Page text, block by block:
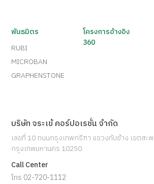
พันธมิตร
RUBI
MICROBAN
GRAPHENSTONE
โครงการอ้างอิง
360
บริษัท จระเข้ คอร์ปอเรชั่น จำกัด
เลขที่ 10 ถนนกรุงเทพกรีฑา แขวงทับช้าง เขตสะ
กรุงเทพมหานคร 10250
Call Center
โทร 02-720-1112